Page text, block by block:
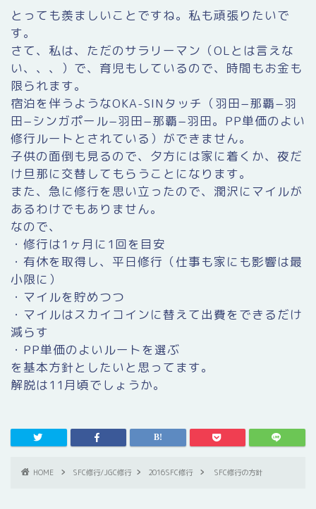
とっても羨ましいことですね。私も頑張りたいで
す。
さて、私は、ただのサラリーマン（OLとは言えな
い、、、）で、育児もしているので、時間もお金も
限られます。
宿泊を伴うようなOKA-SINタッチ（羽田−那覇−羽
田−シンガポール−羽田−那覇−羽田。PP単価のよい
修行ルートとされている）ができません。
子供の面倒も見るので、夕方には家に着くか、夜だ
け旦那に交替してもらうことになります。
また、急に修行を思い立ったので、潤沢にマイルが
あるわけでもありません。
なので、
・修行は1ヶ月に1回を目安
・有休を取得し、平日修行（仕事も家にも影響は最
小限に）
・マイルを貯めつつ
・マイルはスカイコインに替えて出費をできるだけ
減らす
・PP単価のよいルートを選ぶ
を基本方針としたいと思ってます。
解脱は11月頃でしょうか。
HOME SFC修行/JGC修行 2016SFC修行 SFC修行の方針